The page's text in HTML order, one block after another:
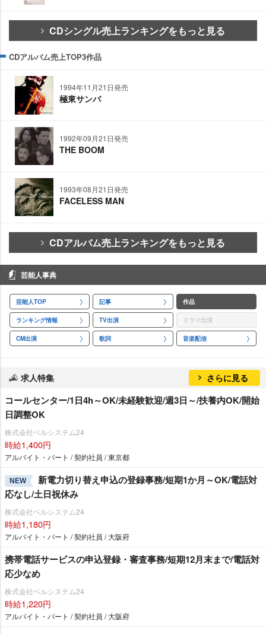
CDシングル売上ランキングをもっと見る
CDアルバム売上TOP3作品
1994年11月21日発売
極東サンバ
1992年09月21日発売
THE BOOM
1993年08月21日発売
FACELESS MAN
CDアルバム売上ランキングをもっと見る
芸能人事典
芸能人TOP 記事 作品
ランキング情報 TV出演 ドラマ出演
CM出演 歌詞 音楽配信
求人特集 さらに見る
コールセンター/1日4h～OK/未経験歓迎/週3日～/扶養内OK/開始
日調整OK
株式会社ベルシステム24
時給1,400円
アルバイト・パート / 契約社員 / 東京都
NEW
新電力切り替え申込の登録事務/短期1か月～OK/電話対
応なし/土日祝休み
株式会社ベルシステム24
時給1,180円
アルバイト・パート / 契約社員 / 大阪府
携帯電話サービスの申込登録・審査事務/短期12月末まで/電話対
応少なめ
株式会社ベルシステム24
時給1,220円
アルバイト・パート / 契約社員 / 大阪府